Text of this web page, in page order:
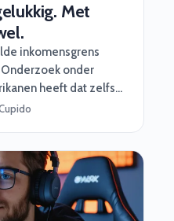
Met
inkomensgrens
onder
heeft dat zelfs
over die grens